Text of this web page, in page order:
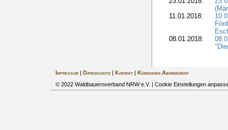
11.01.2018:
08.01.2018:
Impressum| Datenschutz| Kontakt|
Kündigung Abonnement
© 2022 Waldbauernverband NRW e.V. | Cookie Einstellungen